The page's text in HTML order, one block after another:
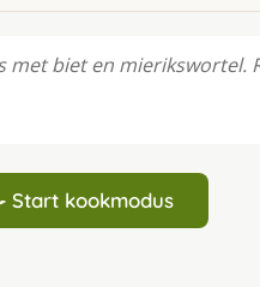
met biet en mierikswortel.
Start kookmodus